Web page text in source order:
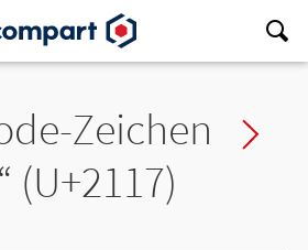
Zeichen
“ (U+2117)